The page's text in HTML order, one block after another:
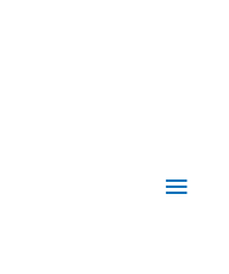
Main